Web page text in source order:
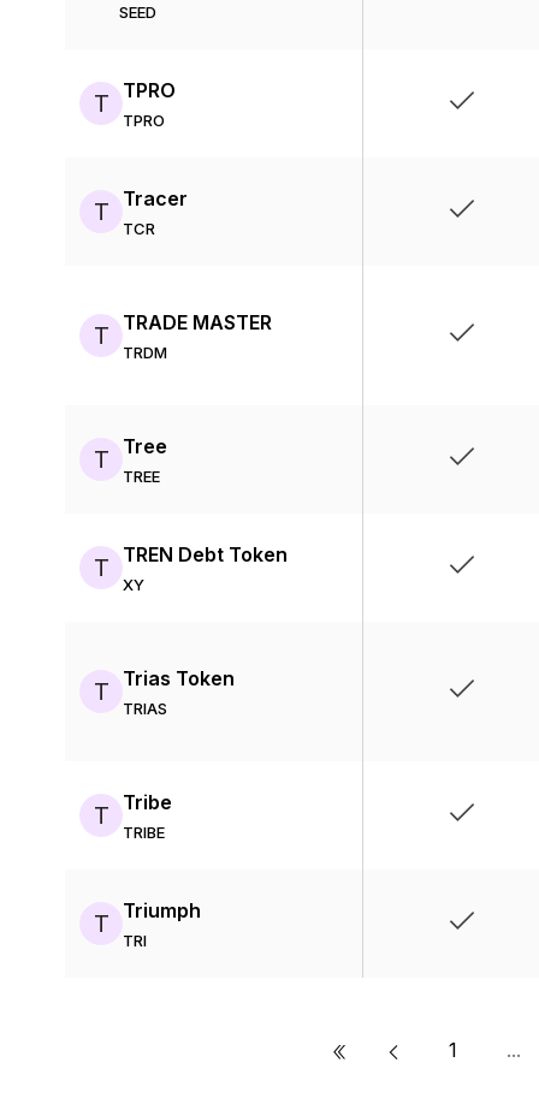
SEED
T TPRO
TPRO
T Tracer
TCR
T TRADE MASTER
TRDM
T Tree
TREE
T TREN Debt Token
XY
T Trias Token
TRIAS
T Tribe
TRIBE
T Triumph
TRI
« 1 ...